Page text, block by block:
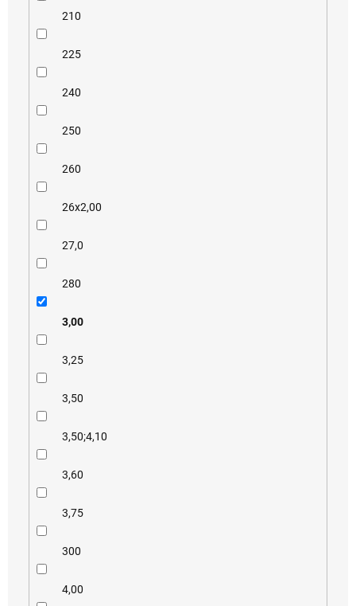
210
225
240
250
260
26x2,00
27,0
280
3,00
3,25
3,50
3,50;4,10
3,60
3,75
300
4,00